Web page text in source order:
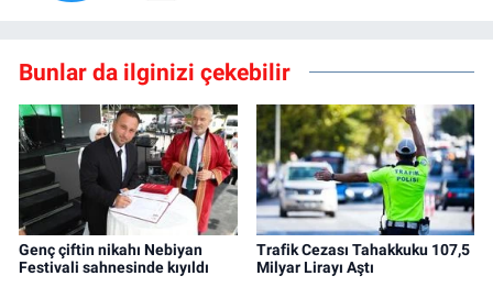
Bunlar da ilginizi çekebilir
Genç çiftin nikahı Nebiyan
Festivali sahnesinde kıyıldı
Trafik Cezası Tahakkuku 107,5
Milyar Lirayı Aştı